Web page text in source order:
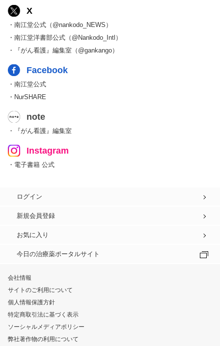
X
・南江堂公式（@nankodo_NEWS）
・南江堂洋書部公式（@Nankodo_Intl）
・『がん看護』編集室（@gankango）
Facebook
・南江堂公式
・NurSHARE
note
・『がん看護』編集室
Instagram
・電子書籍 公式
ログイン
新規会員登録
お気に入り
今日の治療薬ポータルサイト
会社情報
サイトのご利用について
個人情報保護方針
特定商取引法に基づく表示
ソーシャルメディアポリシー
弊社著作物の利用について